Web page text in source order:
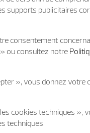
supports publicitaires
consentement
ou consultez notre
», vous donnez
cookies techniques »,
techniques.